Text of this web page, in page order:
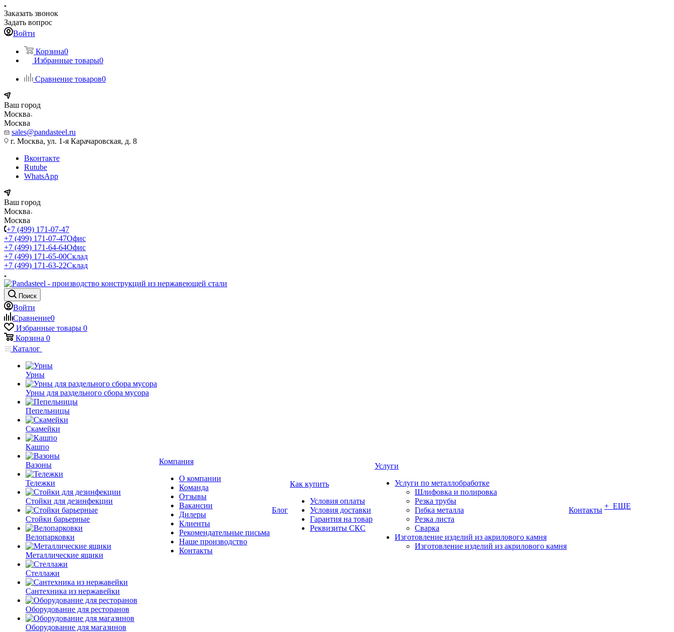
Заказать звонок
Задать вопрос
Войти
Корзина0
Избранные товары0
Сравнение товаров0
Ваш город
Москва
Москва
sales@pandasteel.ru
г. Москва, ул. 1-я Карачаровская, д. 8
Вконтакте
Rutube
WhatsApp
Ваш город
Москва
Москва
+7 (499) 171-07-47
+7 (499) 171-07-47Офис
+7 (499) 171-64-64Офис
+7 (499) 171-65-00Склад
+7 (499) 171-63-22Склад
Поиск
Войти
Сравнение0
Избранные товары 0
Корзина 0
Каталог
Урны
Урны для раздельного сбора мусора
Пепельницы
Скамейки
Кашпо
Вазоны
Тележки
Стойки для дезинфекции
Стойки барьерные
Велопарковки
Металлические ящики
Стеллажи
Сантехника из нержавейки
Оборудование для ресторанов
Оборудование для магазинов
Компания
О компании
Команда
Отзывы
Вакансии
Дилеры
Клиенты
Рекомендательные письма
Наше производство
Контакты
Блог
Как купить
Условия оплаты
Условия доставки
Гарантия на товар
Реквизиты СКС
Услуги
Услуги по металлобработке
Шлифовка и полировка
Резка трубы
Гибка металла
Резка листа
Сварка
Изготовление изделий из акрилового камня
Изготовление изделий из акрилового камня
Контакты + ЕЩЕ